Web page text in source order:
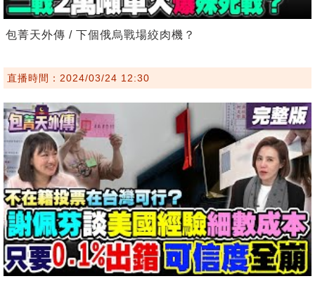
包菁天外傳 / 下個俄烏戰場絞肉機？
直播時間：2024/03/24 12:30